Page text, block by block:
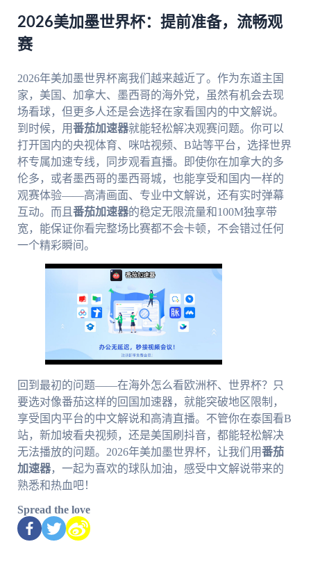
2026美加墨世界杯：提前准备，流畅观
赛
2026年美加墨世界杯离我们越来越近了。作为东道主国
家，美国、加拿大、墨西哥的海外党，虽然有机会去现
场看球，但更多人还是会选择在家看国内的中文解说。
到时候，用番茄加速器就能轻松解决观赛问题。你可以
打开国内的央视体育、咪咕视频、B站等平台，选择世界
杯专属加速专线，同步观看直播。即使你在加拿大的多
伦多，或者墨西哥的墨西哥城，也能享受和国内一样的
观赛体验——高清画面、专业中文解说，还有实时弹幕
互动。而且 番茄加速器的稳定无限流量和100M独享带
宽，能保证你看完整场比赛都不会卡顿，不会错过任何
一个精彩瞬间。
回到最初的问题——在海外怎么看欧洲杯、世界杯？只
要选对像番茄这样的回国加速器，就能突破地区限制，
享受国内平台的中文解说和高清直播。不管你在泰国看B
站，新加坡看央视频，还是美国刷抖音，都能轻松解决
无法播放的问题。2026年美加墨世界杯，让我们用番茄
加速器，一起为喜欢的球队加油，感受中文解说带来的
熟悉和热血吧！
Spread the love